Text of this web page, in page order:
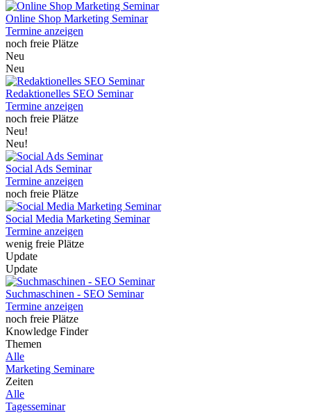
Online Shop Marketing Seminar
Termine anzeigen
noch freie Plätze
Neu
Neu
Redaktionelles SEO Seminar
Termine anzeigen
noch freie Plätze
Neu!
Neu!
Social Ads Seminar
Termine anzeigen
noch freie Plätze
Social Media Marketing Seminar
Termine anzeigen
wenig freie Plätze
Update
Update
Suchmaschinen - SEO Seminar
Termine anzeigen
noch freie Plätze
Knowledge Finder
Themen
Alle
Marketing Seminare
Zeiten
Alle
Tagesseminar